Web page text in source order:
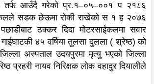
तर्फ आउँदै गरेको प्र.१–०५–००१ प २१८६
सडक छेऊमा रोकी राखेको स १ ह २०७६
ठक्कर दिदा मोटरसाईकलमा सवार
गाईघाटकी ४५ वर्षिया तुलसा दुलला ( श्रेष्ठ) को
अस्पताल उदयपुरमा मृत्यु भएको जिल्ला
प्रहरी नायव निरिक्षक लोक वहादुर दियालीले